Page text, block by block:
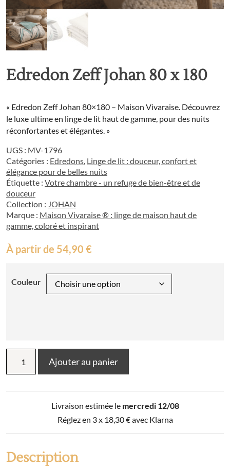
Edredon Zeff Johan 80 x 180
« Edredon Zeff Johan 80×180 – Maison Vivaraise. Découvrez
le luxe ultime en linge de lit haut de gamme, pour des nuits
réconfortantes et élégantes. »
UGS : MV-1796
Catégories : Edredons, Linge de lit : douceur, confort et
élégance pour de belles nuits
Étiquette : Votre chambre - un refuge de bien-être et de
douceur
Collection : JOHAN
Marque : Maison Vivaraise ® : linge de maison haut de
gamme, coloré et inspirant
À partir de 54,90 €
Couleur
Edredon
Ajouter au panier
Livraison estimée le mercredi 12/08
Réglez en 3 x 18,30€avec Klarna
Description